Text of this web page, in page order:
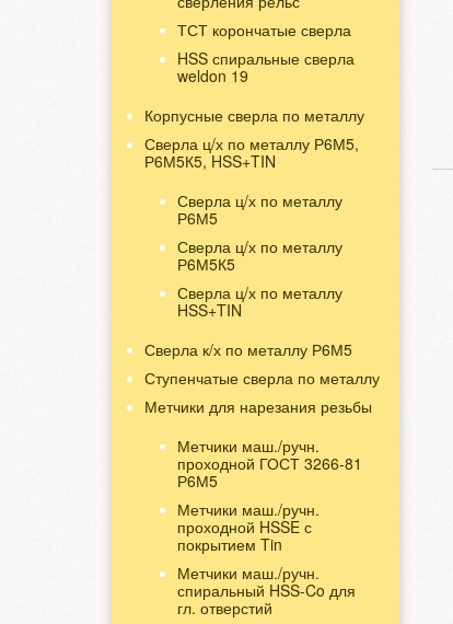
ТСТ корончатые сверла
HSS спиральные сверла
weldon 19
Корпусные сверла по металлу
Сверла ц/х по металлу Р6М5,
Р6М5К5, HSS+TIN
Сверла ц/х по металлу
Р6М5
Сверла ц/х по металлу
Р6М5К5
Сверла ц/х по металлу
HSS+TIN
Сверла к/х по металлу Р6М5
Ступенчатые сверла по металлу
Метчики для нарезания резьбы
Метчики маш./ручн.
проходной ГОСТ 3266-81
Р6М5
Метчики маш./ручн.
проходной HSSE с
покрытием Tin
Метчики маш./ручн.
спиральный HSS-Co для
гл. отверстий